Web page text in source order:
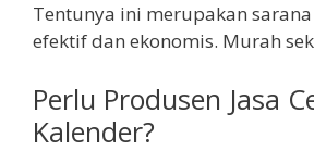
Tentunya ini merupakan
efektif dan ekonomis. Murah
Perlu Produsen Jasa
Kalender?